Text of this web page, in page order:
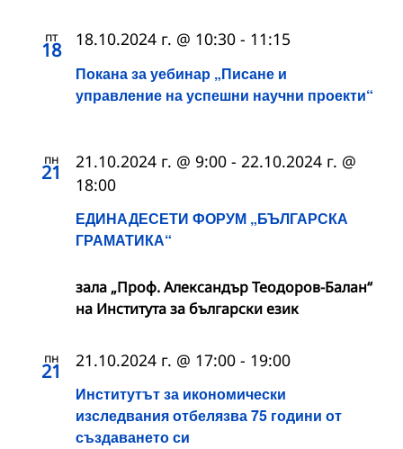
пт
18
Покана за уебинар „Писане и
управление на успешни научни проекти“
18.10.2024 г. @ 10:30 - 11:15
пн
21
ЕДИНАДЕСЕТИ ФОРУМ „БЪЛГАРСКА
ГРАМАТИКА“
21.10.2024 г. @ 9:00 - 22.10.2024 г. @
18:00
зала „Проф. Александър Теодоров-Балан“
на Института за български език
пн
21
Институтът за икономически
изследвания отбелязва 75 години от
създаването си
21.10.2024 г. @ 17:00 - 19:00